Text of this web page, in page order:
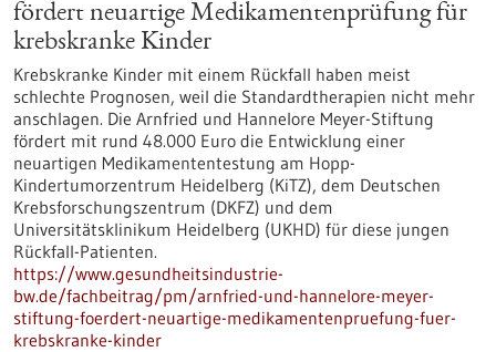
fördert neuartige Medikamentenprüfung für
krebskranke Kinder
Krebskranke Kinder mit einem Rückfall haben meist
schlechte Prognosen, weil die Standardtherapien nicht mehr
anschlagen. Die Arnfried und Hannelore Meyer-Stiftung
fördert mit rund 48.000 Euro die Entwicklung einer
neuartigen Medikamententestung am Hopp-
Kindertumorzentrum Heidelberg (KiTZ), dem Deutschen
Krebsforschungszentrum (DKFZ) und dem
Universitätsklinikum Heidelberg (UKHD) für diese jungen
Rückfall-Patienten.
https://www.gesundheitsindustrie-
bw.de/fachbeitrag/pm/arnfried-und-hannelore-meyer-
stiftung-foerdert-neuartige-medikamentenpruefung-fuer-
krebskranke-kinder